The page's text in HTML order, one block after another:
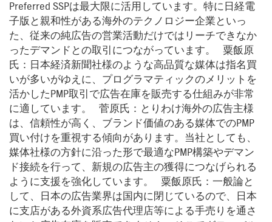
Preferred SSPは最大限に活用しています。特に日経電
子版と親和性がある海外のテクノロジー企業といっ
た、従来の純広告の営業活動だけではリーチできなか
ったデマンドとの取引につながっています。 粟飯原
氏：日本経済新聞社様のような高品質な媒体は指名買
いが多いがゆえに、プログラマティックのメリットを
活かしたPMP取引で広告在庫を販売する仕組みが非常
に適しています。 菅原氏：とりわけ海外の広告主様
は、信頼性が高く、ブランド価値のある媒体でのPMP
買い付けを重視する傾向があります。当社としても、
媒体社様の方針に沿った形で最適なPMP構築やデマン
ド接続を行って、新規の広告主の獲得につなげられる
ように支援を強化しています。 粟飯原氏：一般論と
して、日本の広告業界は国内に閉じているので、日本
に支店がある外資系広告代理店等による手売りを通さ